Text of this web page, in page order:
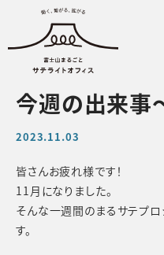
今週の出来事
2023.11.03
皆さんお疲れ様です！
11月になりました。
そんな一週間のまるサテプ
す。